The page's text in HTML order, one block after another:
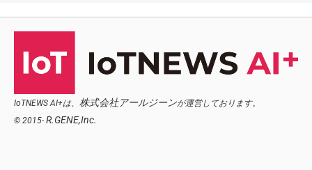
IoTNEWS AI+は、 株式会社アールジーンが運営しております。
© 2015- R.GENE,Inc.